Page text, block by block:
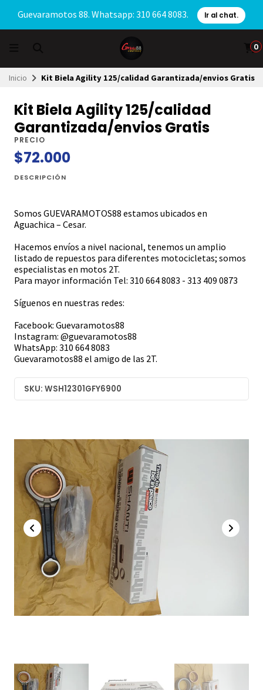
Guevaramotos 88. Whatsapp: 310 664 8083. Ir al chat.
0
Inicio Kit Biela Agility 125/calidad Garantizada/envios Gratis
Kit Biela Agility 125/calidad
Garantizada/envios Gratis
PRECIO
$72.000
DESCRIPCIÓN
Somos GUEVARAMOTOS88 estamos ubicados en
Aguachica – Cesar.
Hacemos envíos a nivel nacional, tenemos un amplio
listado de repuestos para diferentes motocicletas; somos
especialistas en motos 2T.
Para mayor información Tel: 310 664 8083 - 313 409 0873
Síguenos en nuestras redes:
Facebook: Guevaramotos88
Instagram: @guevaramotos88
WhatsApp: 310 664 8083
Guevaramotos88 el amigo de las 2T.
SKU: WSH12301GFY6900